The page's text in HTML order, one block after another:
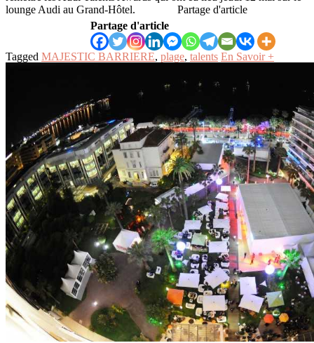
lounge Audi au Grand-Hôtel. Partage d'article
Partage d'article
Tagged MAJESTIC BARRIERE, plage, talents En Savoir +